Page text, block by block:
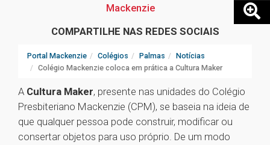
Mackenzie
COMPARTILHE NAS REDES SOCIAIS
Portal Mackenzie Colégios Palmas
Notícias
Colégio Mackenzie coloca em prática a Cultura Maker
A Cultura Maker, presente nas unidades do Colégio
Presbiteriano Mackenzie (CPM), se baseia na ideia de
que qualquer pessoa pode construir, modificar ou
consertar objetos para uso próprio. De um modo